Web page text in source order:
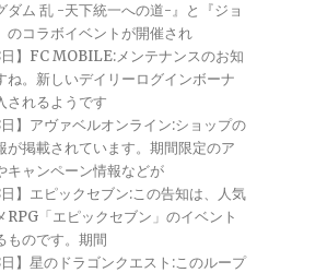
ダム 乱 -天下統一への道-』と『ジョ
のコラボイベントが開催され
日】FC MOBILE:メンテナンスのお知
ね。新しいデイリーログインボーナ
されるようです
日】アヴァベルオンライン:ショップの
が掲載されています。期間限定のア
キャンペーン情報などが
日】エピックセブン:この告知は、人気
RPG「エピックセブン」のイベント
ものです。期間
日】星のドラゴンクエスト:このループ